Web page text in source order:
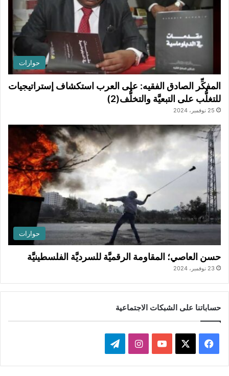
حوارات
المفكِّر الصادق الفقيه: على العرب استكشاف إستراتيجيات
للتغلُّب على التبعيَّة والتخلُّف(2)
25 نوفمبر، 2024
حوارات
حسن العاصي؛ المقاومة الرقميَّة للسرديَّة الفلسطينيَّة
23 نوفمبر، 2024
حساباتنا على الشبكات الاجتماعية
ي
X
Y
ن
ي